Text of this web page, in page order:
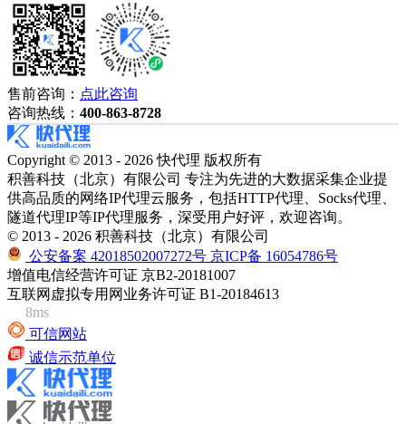
售前咨询： 点此咨询
咨询热线： 400-863-8728
Copyright © 2013 - 2026 快代理 版权所有
积善科技（北京）有限公司 专注为先进的大数据采集企业提
供高品质的网络IP代理云服务，包括HTTP代理、Socks代理、
隧道代理IP等IP代理服务，深受用户好评，欢迎咨询。
© 2013 - 2026 积善科技（北京）有限公司
公安备案 42018502007272号 京ICP备 16054786号
增值电信经营许可证 京B2-20181007
互联网虚拟专用网业务许可证 B1-20184613
8ms
可信网站
诚信示范单位